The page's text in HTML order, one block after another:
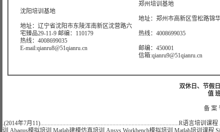
沈阳培训基地
地址：辽宁省沈阳市东陵浑南新区沈营路六
宅臻品29-11-9 邮编：110179
热线：4008699035
E-mail:qianru8@51qianru.cn
郑州培训基地
地址：郑州市高新区雪松路锦
热线：4008699035
邮编：450001
信箱:qianru9@51qianru.cn
双休日、节假
值
备 案
.(2014年7月11)..............................................................................................R语言培训课程
训 Abaqus模拟培训 Matlab建模仿真培训 Ansys Workbench模拟培训 Matlab培训课程